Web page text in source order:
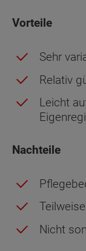
Vorteile
Sehr
Relativ
Leicht
Nachteile
Nicht